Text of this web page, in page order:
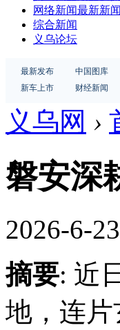
网络新闻最新新
综合新闻
义乌论坛
最新发布 中国图库
新车上市
财经新闻
义乌网 ›
磐安深
2026-6-
摘要: 近
地，连